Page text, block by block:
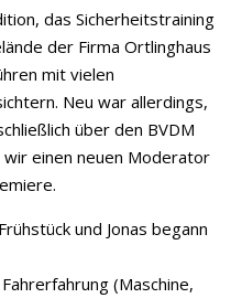
das Sicherheitstraining
der Firma Ortlinghaus
mit vielen
Neu war allerdings,
über den BVDM
einen neuen Moderator
und Jonas begann
(Maschine,